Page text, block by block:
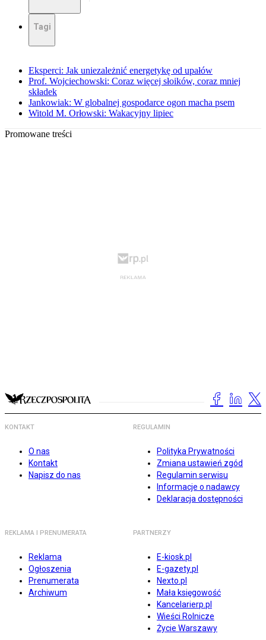
Tagi
Eksperci: Jak uniezależnić energetykę od upałów
Prof. Wojciechowski: Coraz więcej słoików, coraz mniej
składek
Jankowiak: W globalnej gospodarce ogon macha psem
Witold M. Orłowski: Wakacyjny lipiec
Promowane treści
KONTAKT
O nas
Kontakt
Napisz do nas
REGULAMIN
Polityka Prywatności
Zmiana ustawień zgód
Regulamin serwisu
Informacje o nadawcy
Deklaracja dostępności
REKLAMA I PRENUMERATA
Reklama
Ogłoszenia
Prenumerata
Archiwum
PARTNERZY
E-kiosk.pl
E-gazety.pl
Nexto.pl
Mała księgowość
Kancelarierp.pl
Wieści Rolnicze
Życie Warszawy